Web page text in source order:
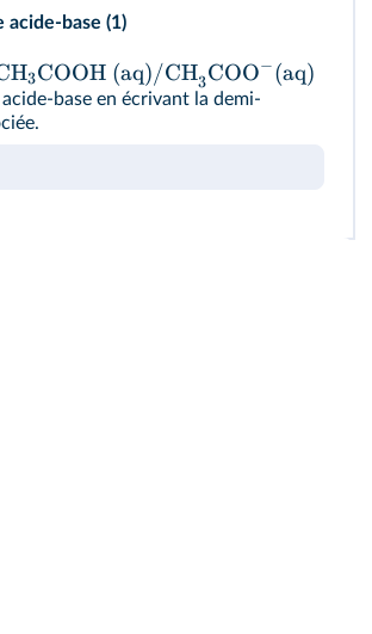
acide-base (1)
3COOH (aq)/CH3COO−(aq)
base en écrivant la demi-